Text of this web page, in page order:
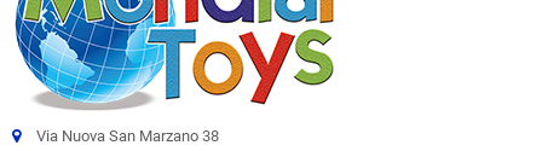
Via Nuova San Marzano 38